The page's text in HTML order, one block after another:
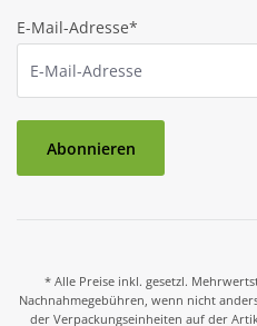
E-Mail-Adresse*
Abonnieren
* Alle Preise inkl. gesetzl.
Nachnahmegebühren, wenn nicht
der Verpackungseinheiten auf der